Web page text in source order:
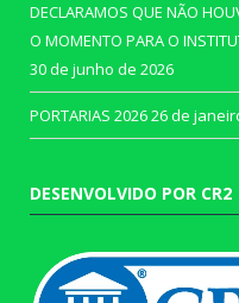
DECLARAMOS QUE NÃO
O MOMENTO PARA O
30 de junho de 2026
PORTARIAS 202626 de
DESENVOLVIDO POR CR2